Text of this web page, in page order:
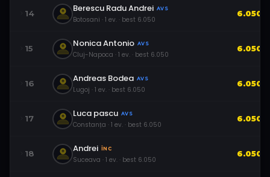
14 Berescu Radu Andrei AVS
Botosani · 1 ev. · best 6.050
6.050
15 Nonica Antonio AVS
Cluj-Napoca · 1 ev. · best 6.050
6.050
16 Andreas Bodea AVS
Lugoj · 1 ev. · best 6.050
6.050
17 Luca pascu AVS
Constanța · 1 ev. · best 6.050
6.050
18 Andrei ÎNC
Suceava · 1 ev. · best 6.050
6.050